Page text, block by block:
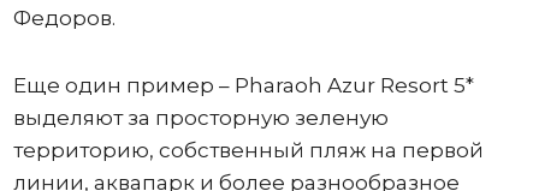
Федоров.
Еще один пример – Pharaoh Azur Resort 5*
выделяют за просторную зеленую
территорию, собственный пляж на первой
линии, аквапарк и более разнообразное